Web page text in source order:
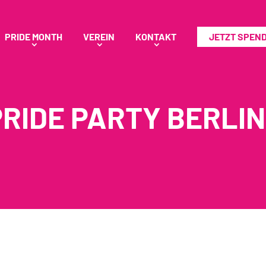
PRIDE MONTH VEREIN KONTAKT JETZT
PARTY BERLIN